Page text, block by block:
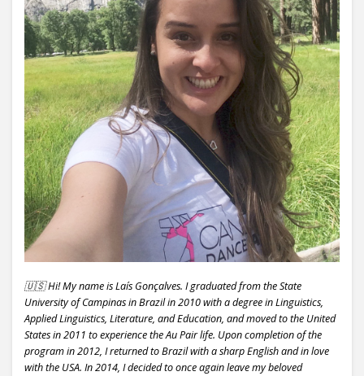
🇺🇸 Hi! My name is Laís Gonçalves. I graduated from the State
University of Campinas in Brazil in 2010 with a degree in Linguistics,
Applied Linguistics, Literature, and Education, and moved to the United
States in 2011 to experience the Au Pair life. Upon completion of the
program in 2012, I returned to Brazil with a sharp English and in love
with the USA. In 2014, I decided to once again leave my beloved